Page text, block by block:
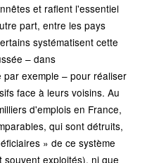
et raflent l'essentiel
part, entre les pays
systématisent cette
– dans
exemple – pour réaliser
face à leurs voisins. Au
d'emplois en France,
qui sont détruits,
» de ce système
exploités), ni que